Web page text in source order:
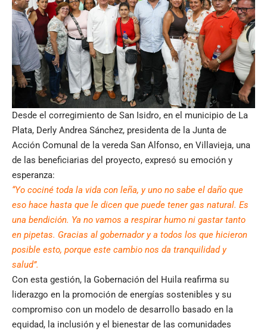
Desde el corregimiento de San Isidro, en el municipio de La
Plata, Derly Andrea Sánchez, presidenta de la Junta de
Acción Comunal de la vereda San Alfonso, en Villavieja, una
de las beneficiarias del proyecto, expresó su emoción y
esperanza:
“Yo cociné toda la vida con leña, y uno no sabe el daño que
eso hace hasta que le dicen que puede tener gas natural. Es
una bendición. Ya no vamos a respirar humo ni gastar tanto
en pipetas. Gracias al gobernador y a todos los que hicieron
posible esto, porque este cambio nos da tranquilidad y
salud”.
Con esta gestión, la Gobernación del Huila reafirma su
liderazgo en la promoción de energías sostenibles y su
compromiso con un modelo de desarrollo basado en la
equidad, la inclusión y el bienestar de las comunidades